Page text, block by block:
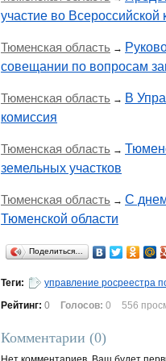
участие во
Тюменская область →
совещании по вопросам
Тюменская область → В
комиссия
Тюменская область →
земельных участков
Тюменская область → С
Тюменской области
Поделиться…
Теги:
управление росреестра
Рейтинг: 0 Голосов: 0 556
Комментарии (0)